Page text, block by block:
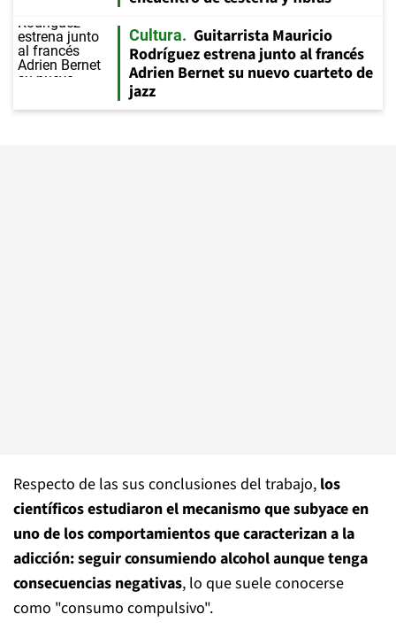
Cultura
Guitarrista Mauricio
Rodríguez estrena junto al francés
Adrien Bernet su nuevo cuarteto de
jazz
Respecto de las sus conclusiones del trabajo, los
científicos estudiaron el mecanismo que subyace en
uno de los comportamientos que caracterizan a la
adicción: seguir consumiendo alcohol aunque tenga
consecuencias negativas, lo que suele conocerse
como "consumo compulsivo".